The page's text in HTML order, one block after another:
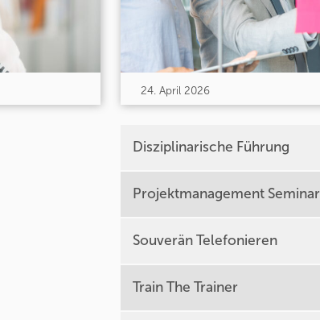
24. April 2026
Disziplinarische Führung
Projektmanagement Seminar
Souverän Telefonieren
Train The Trainer